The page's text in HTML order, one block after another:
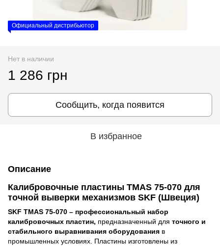
Официальный дистрибьютор
Нет в наличии
1 286 грн
Сообщить, когда появится
В избранное
Описание
Калибровочные пластины TMAS 75-070 для
точной выверки механизмов SKF (Швеция)
SKF TMAS 75-070 – профессиональный набор
калибровочных пластин, предназначенный для точного и
стабильного выравнивания оборудования в
промышленных условиях. Пластины изготовлены из